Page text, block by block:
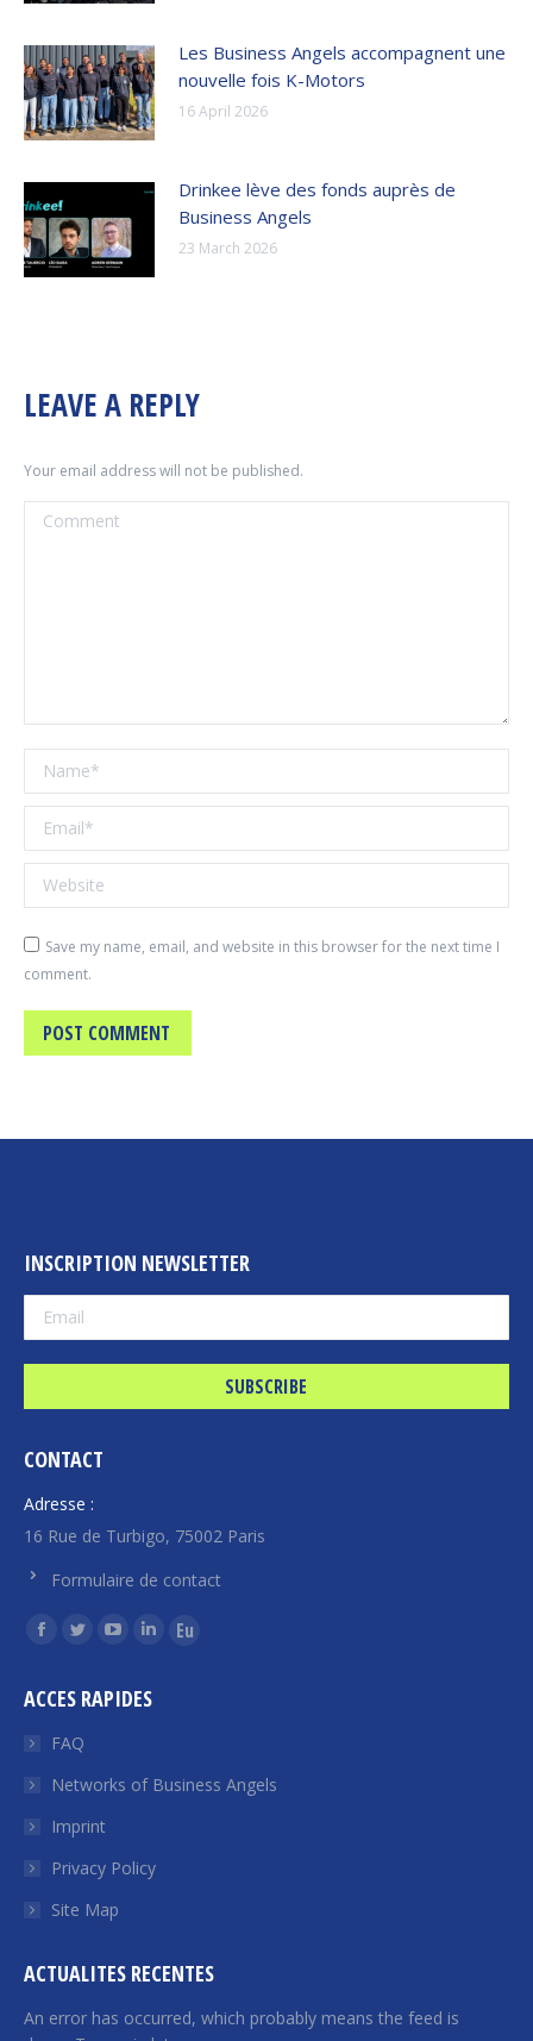
Les Business Angels accompagnent une
nouvelle fois K-Motors
16 April 2026
Drinkee lève des fonds auprès de
Business Angels
23 March 2026
LEAVE A REPLY
Your email address will not be published.
Comment
Name *
Email *
Website
Save my name, email, and website in this browser for the next time I
comment.
POST COMMENT
INSCRIPTION NEWSLETTER
CONTACT
Adresse :
16 Rue de Turbigo, 75002 Paris
Formulaire de contact
Find us on:
Facebook
opens
window
Twitter
opens
in
window
YouTube
opens
window
Linkedin
opens
window
Euroquity
window
ACCES RAPIDES
FAQ
Networks of Business Angels
Imprint
Privacy Policy
Site Map
ACTUALITES RECENTES
An error has occurred, which probably means the feed is